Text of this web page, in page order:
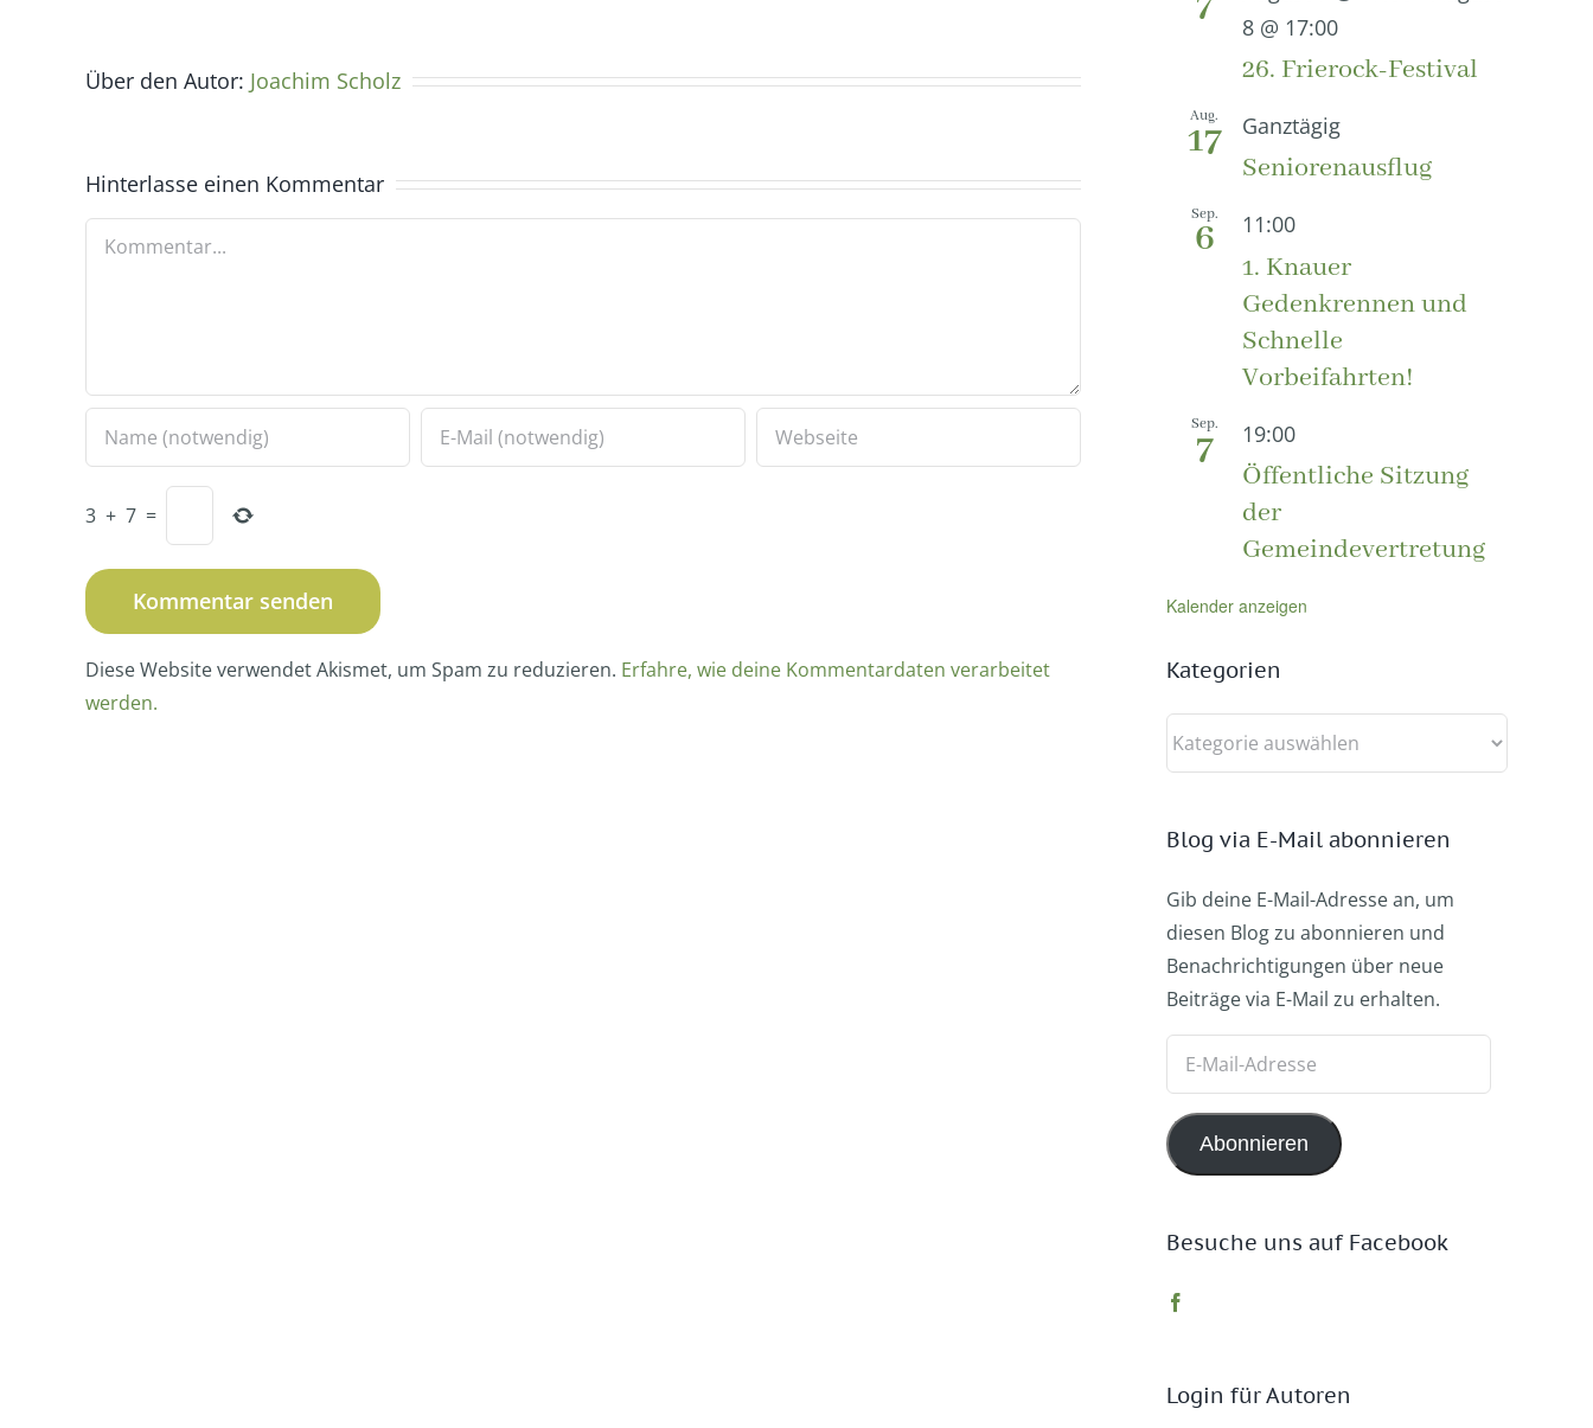
Über den Autor: Joachim Scholz
Hinterlasse einen Kommentar
Kommentar
3 + 7 =
Diese Website verwendet Akismet, um Spam zu reduzieren. Erfahre, wie deine Kommentardaten verarbeitet
werden.
8 @ 17:00
26. Frierock-Festival
Aug.
17 Ganztägig
Seniorenausflug
Sep.
6 11:00
1. Knauer
Gedenkrennen und
Schnelle
Vorbeifahrten!
Sep.
7 19:00
Öffentliche Sitzung
der
Gemeindevertretung
Kalender anzeigen
Kategorien
Kategorien
Blog via E-Mail abonnieren
Gib deine E-Mail-Adresse an, um
diesen Blog zu abonnieren und
Benachrichtigungen über neue
Beiträge via E-Mail zu erhalten.
Adresse
Abonnieren
Besuche uns auf Facebook
Login für Autoren